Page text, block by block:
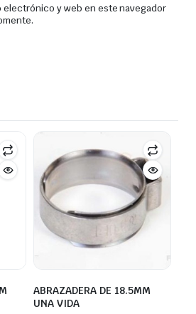
electrónico y web en este navegador
ABRAZADERA DE 18.5MM
UNA VIDA